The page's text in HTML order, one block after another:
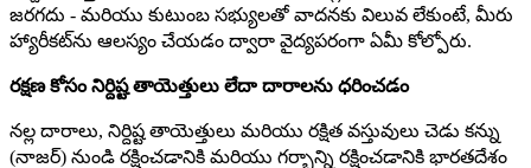
జరగదు - మరియు కుటుంబ సభ్యులతో వాదనకు విలువ లేకుంటే, మీరు
హ్యారీకట్‌ను ఆలస్యం చేయడం ద్వారా వైద్యపరంగా ఏమీ కోల్పోరు.
రక్షణ కోసం నిర్దిష్ట తాయెత్తులు లేదా దారాలను ధరించడం
నల్ల దారాలు, నిర్దిష్ట తాయెత్తులు మరియు రక్షిత వస్తువులు చెడు కన్ను
(నాజర్) నుండి రక్షించడానికి మరియు గర్భాన్ని రక్షించడానికి భారతదేశం